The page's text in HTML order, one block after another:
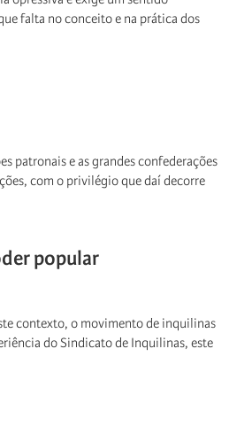
falta no conceito e na prática dos
patronais e as grandes confederações
com o privilégio que daí decorre
popular
contexto, o movimento de inquilinas
do Sindicato de Inquilinas, este